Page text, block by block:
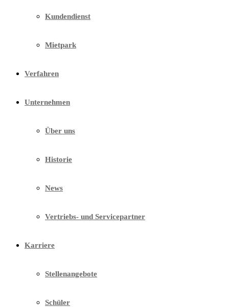
Kundendienst
Mietpark
Verfahren
Unternehmen
Über uns
Historie
News
Vertriebs- und Servicepartner
Karriere
Stellenangebote
Schüler